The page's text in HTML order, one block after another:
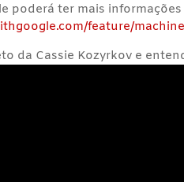
poderá ter mais
feature/
da Cassie Kozyrkov e